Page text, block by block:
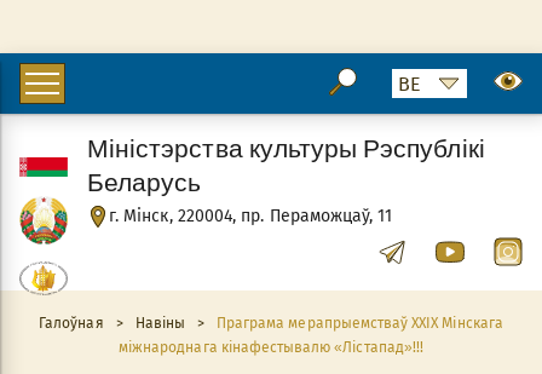
г. Мінск, 220004, пр. Пераможцаў, 11
Міністэрства культуры Рэспублікі
Беларусь
Галоўная > Навіны >
Праграма мерапрыемстваў ХХІХ Мінскага
міжнароднага кінафестывалю «Лістапад»!!!